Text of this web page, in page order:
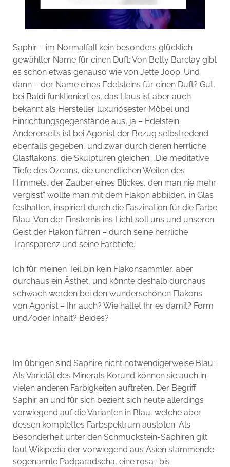
Saphir – im Normalfall kein besonders glücklich
gewählter Name für einen Duft: Von Betty Barclay gibt
es schon etwas genauso wie von Jette Joop. Und
dann – der Name eines Edelsteins für einen Duft? Gut,
bei Baldifunktioniert es, das Haus ist aber auch
bekannt als Hersteller luxuriösester Möbel und
Einrichtungsgegenstände aus, ja – Edelstein.
Andererseits ist bei Agonist der Bezug selbstredend
ebenfalls gegeben, und zwar durch deren herrliche
Glasflakons, die Skulpturen gleichen. „Die meditative
Tiefe des Ozeans, die unendlichen Weiten des
Himmels, der Zauber eines Blickes, den man nie mehr
vergisst“ wollte man mit dem Flakon abbilden, in Glas
festhalten, inspiriert durch die Faszination für die Farbe
Blau. Von der Finsternis ins Licht soll uns und unseren
Geist der Flakon führen – durch seine herrliche
Transparenz und seine Farbtiefe.
Ich für meinen Teil bin kein Flakonsammler, aber
durchaus ein Ästhet, und könnte deshalb durchaus
schwach werden bei den wunderschönen Flakons
von Agonist – Ihr auch? Wie haltet Ihr es damit? Form
und/oder Inhalt? Beides?
Im übrigen sind Saphire nicht notwendigerweise Blau:
Als Varietät des Minerals Korund können sie auch in
vielen anderen Farbigkeiten auftreten. Der Begriff
Saphir an und für sich bezieht sich heute allerdings
vorwiegend auf die Varianten in Blau, welche aber
dessen komplettes Farbspektrum ausloten. Als
Besonderheit unter den Schmuckstein-Saphiren gilt
laut Wikipedia der vorwiegend aus Asien stammende
sogenannte Padparadscha, eine rosa- bis